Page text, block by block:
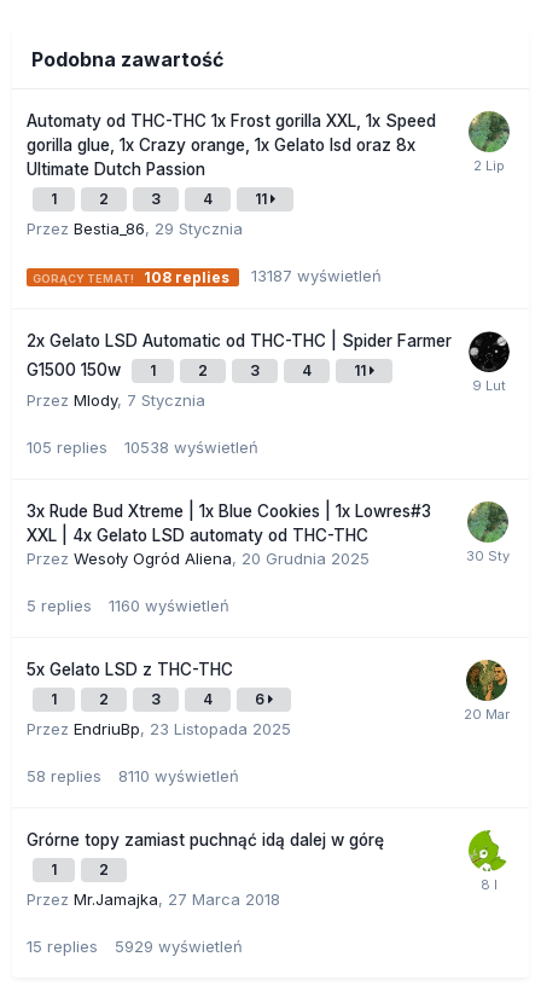
Podobna zawartość
Automaty od THC-THC 1x Frost gorilla XXL, 1x Speed
gorilla glue, 1x Crazy orange, 1x Gelato lsd oraz 8x
Ultimate Dutch Passion
1 2 3 4 11
Przez Bestia_86, 29 Stycznia
108 replies 13187 wyświetleń
2x Gelato LSD Automatic od THC-THC | Spider Farmer
G1500 150w
1 2 3 4 11
Przez Mlody, 7 Stycznia
105 replies 10538 wyświetleń
3x Rude Bud Xtreme | 1x Blue Cookies | 1x Lowres#3
XXL | 4x Gelato LSD automaty od THC-THC
Przez Wesoły Ogród Aliena, 20 Grudnia 2025
5 replies 1160 wyświetleń
5x Gelato LSD z THC-THC
1 2 3 4 6
Przez EndriuBp, 23 Listopada 2025
58 replies 8110 wyświetleń
Grórne topy zamiast puchnąć idą dalej w górę
1 2
Przez Mr.Jamajka, 27 Marca 2018
15 replies 5929 wyświetleń